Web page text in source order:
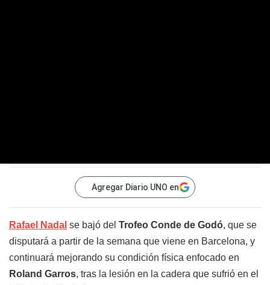
Agregar Diario UNO en
Rafael Nadal se bajó del Trofeo Conde de Godó, que se
disputará a partir de la semana que viene en Barcelona, y
continuará mejorando su condición física enfocado en
Roland Garros, tras la lesión en la cadera que sufrió en el